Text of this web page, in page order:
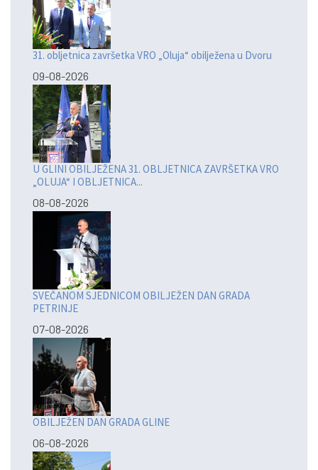
31. obljetnica završetka VRO „Oluja“ obilježena u Dvoru
09-08-2026
U GLINI OBILJEŽENA 31. OBLJETNICA ZAVRŠETKA VRO
„OLUJA“ I OBLJETNICA...
08-08-2026
SVEČANOM SJEDNICOM OBILJEŽEN DAN GRADA
PETRINJE
07-08-2026
OBILJEŽEN DAN GRADA GLINE
06-08-2026